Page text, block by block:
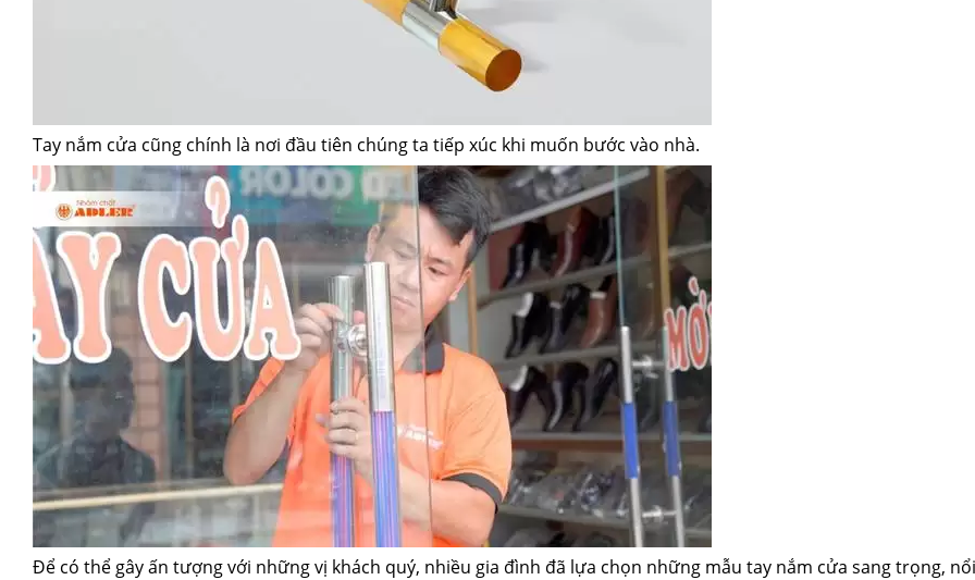
Tay nắm cửa cũng chính là nơi đầu tiên chúng ta tiếp xúc khi muốn bước vào nhà.
Để có thể gây ấn tượng với những vị khách quý, nhiều gia đình đã lựa chọn những mẫu tay nắm cửa sang trọng,